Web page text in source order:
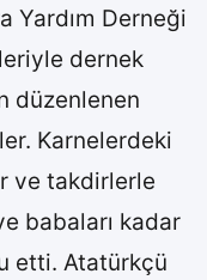
Yardım Derneği
dernek
düzenlenen
Karnelerdeki
ve takdirlerle
babaları kadar
etti. Atatürkçü